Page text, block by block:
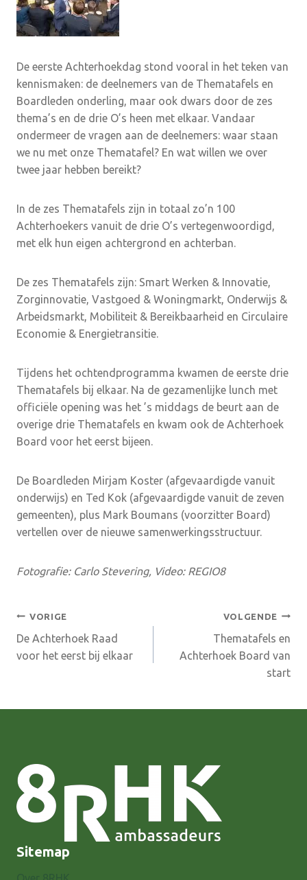
De eerste Achterhoekdag stond vooral in het teken van
kennismaken: de deelnemers van de Thematafels en
Boardleden onderling, maar ook dwars door de zes
thema’s en de drie O’s heen met elkaar. Vandaar
ondermeer de vragen aan de deelnemers: waar staan
we nu met onze Thematafel? En wat willen we over
twee jaar hebben bereikt?
In de zes Thematafels zijn in totaal zo’n 100
Achterhoekers vanuit de drie O’s vertegenwoordigd,
met elk hun eigen achtergrond en achterban.
De zes Thematafels zijn: Smart Werken & Innovatie,
Zorginnovatie, Vastgoed & Woningmarkt, Onderwijs &
Arbeidsmarkt, Mobiliteit & Bereikbaarheid en Circulaire
Economie & Energietransitie.
Tijdens het ochtendprogramma kwamen de eerste drie
Thematafels bij elkaar. Na de gezamenlijke lunch met
officiële opening was het ’s middags de beurt aan de
overige drie Thematafels en kwam ook de Achterhoek
Board voor het eerst bijeen.
De Boardleden Mirjam Koster (afgevaardigde vanuit
onderwijs) en Ted Kok (afgevaardigde vanuit de zeven
gemeenten), plus Mark Boumans (voorzitter Board)
vertellen over de nieuwe samenwerkingsstructuur.
Fotografie: Carlo Stevering, Video: REGIO8
Bericht
navigatie
VORIGE
De Achterhoek Raad
voor het eerst bij elkaar
VOLGENDE
Thematafels en
Achterhoek Board van
start
Sitemap